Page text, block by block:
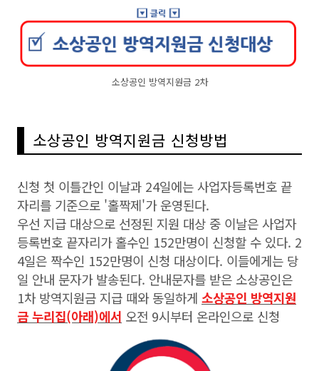
소상공인 방역지원금 2차
소상공인 방역지원금 신청방법
신청 첫 이틀간인 이날과 24일에는 사업자등록번호 끝
자리를 기준으로 '홀짝제'가 운영된다.
우선 지급 대상으로 선정된 지원 대상 중 이날은 사업자
등록번호 끝자리가 홀수인 152만명이 신청할 수 있다. 2
4일은 짝수인 152만명이 신청 대상이다. 이들에게는 당
일 안내 문자가 발송된다. 안내문자를 받은 소상공인은
1차 방역지원금 지급 때와 동일하게 소상공인 방역지원
금 누리집(아래)에서 오전 9시부터 온라인으로 신청